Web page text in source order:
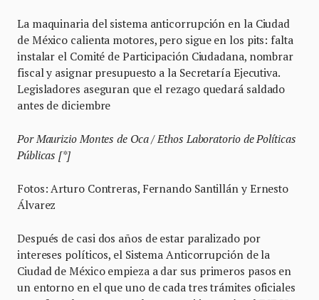
La maquinaria del sistema anticorrupción en la Ciudad
de México calienta motores, pero sigue en los pits: falta
instalar el Comité de Participación Ciudadana, nombrar
fiscal y asignar presupuesto a la Secretaría Ejecutiva.
Legisladores aseguran que el rezago quedará saldado
antes de diciembre
Por Maurizio Montes de Oca / Ethos Laboratorio de Políticas
Públicas [*]
Fotos: Arturo Contreras, Fernando Santillán y Ernesto
Álvarez
Después de casi dos años de estar paralizado por
intereses políticos, el Sistema Anticorrupción de la
Ciudad de México empieza a dar sus primeros pasos en
un entorno en el que uno de cada tres trámites oficiales